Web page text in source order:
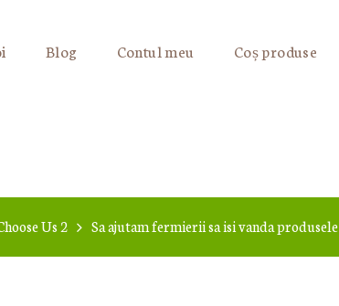
Blog Contul meu Coș produse
Us 2 Sa ajutam fermierii sa isi vanda produsele